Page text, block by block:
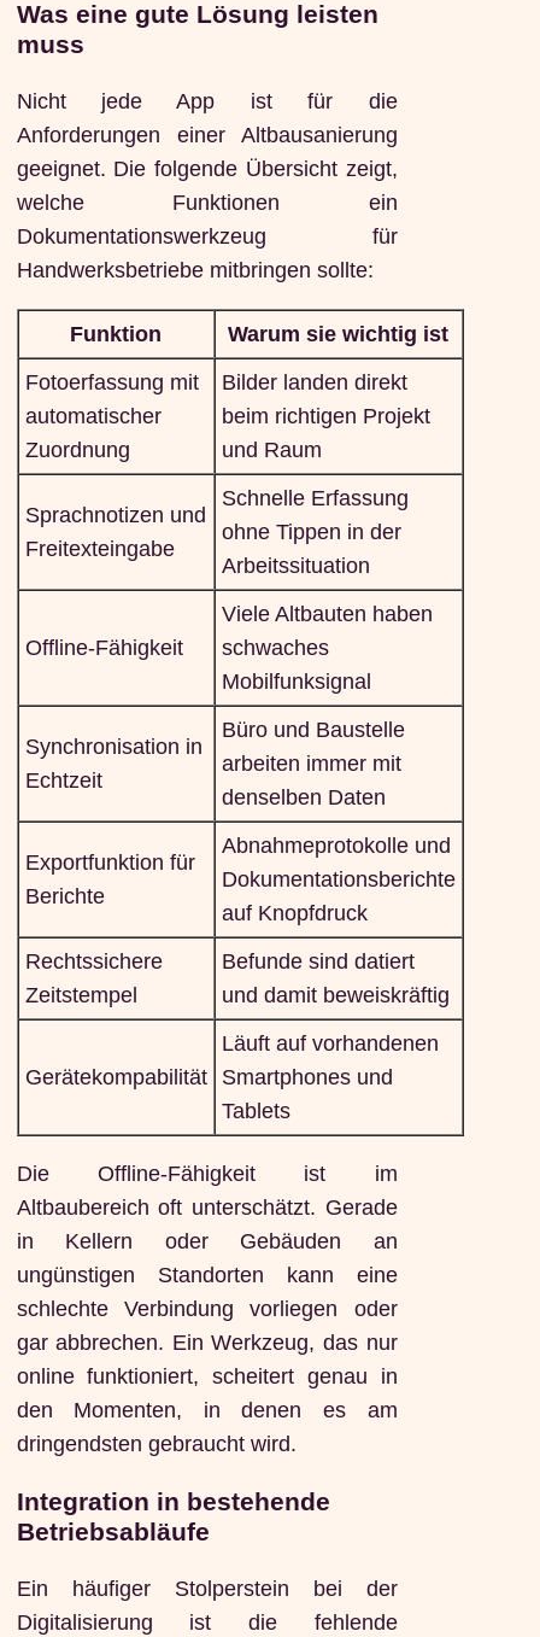
Was eine gute Lösung leisten
muss
Nicht jede App ist für die
Anforderungen einer Altbausanierung
geeignet. Die folgende Übersicht zeigt,
welche Funktionen ein
Dokumentationswerkzeug für
Handwerksbetriebe mitbringen sollte:
Funktion
Warum sie wichtig ist
Fotoerfassung mit
automatischer
Zuordnung
Bilder landen direkt
beim richtigen Projekt
und Raum
Sprachnotizen und
Freitexteingabe
Schnelle Erfassung
ohne Tippen in der
Arbeitssituation
Offline-Fähigkeit
Viele Altbauten haben
schwaches
Mobilfunksignal
Synchronisation in
Echtzeit
Büro und Baustelle
arbeiten immer mit
denselben Daten
Exportfunktion für
Berichte
Abnahmeprotokolle und
Dokumentationsberichte
auf Knopfdruck
Rechtssichere
Zeitstempel
Befunde sind datiert
und damit beweiskräftig
Gerätekompabilität
Läuft auf vorhandenen
Smartphones und
Tablets
Die Offline-Fähigkeit ist im
Altbaubereich oft unterschätzt. Gerade
in Kellern oder Gebäuden an
ungünstigen Standorten kann eine
schlechte Verbindung vorliegen oder
gar abbrechen. Ein Werkzeug, das nur
online funktioniert, scheitert genau in
den Momenten, in denen es am
dringendsten gebraucht wird.
Integration in bestehende
Betriebsabläufe
Ein häufiger Stolperstein bei der
Digitalisierung ist die fehlende